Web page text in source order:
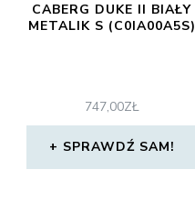
CABERG DUKE II BIAŁY
METALIK S (C0IA00A5S)
747,00ZŁ
SPRAWDŹ SAM!